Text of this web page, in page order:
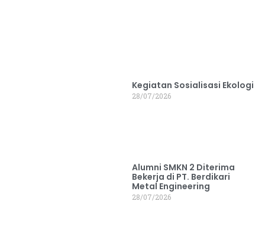
Kegiatan Sosialisasi Ekologi
28/07/2026
Alumni SMKN 2 Diterima
Bekerja di PT. Berdikari
Metal Engineering
28/07/2026